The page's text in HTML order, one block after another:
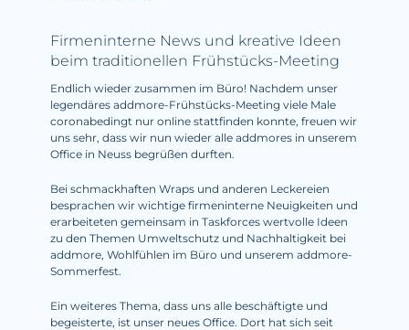
Firmeninterne News und kreative Ideen
beim traditionellen Frühstücks-Meeting
Endlich wieder zusammen im Büro! Nachdem unser
legendäres addmore-Frühstücks-Meeting viele Male
coronabedingt nur online stattfinden konnte, freuen wir
uns sehr, dass wir nun wieder alle addmores in unserem
Office in Neuss begrüßen durften.
Bei schmackhaften Wraps und anderen Leckereien
besprachen wir wichtige firmeninterne Neuigkeiten und
erarbeiteten gemeinsam in Taskforces wertvolle Ideen
zu den Themen Umweltschutz und Nachhaltigkeit bei
addmore, Wohlfühlen im Büro und unserem addmore-
Sommerfest.
Ein weiteres Thema, dass uns alle beschäftigte und
begeisterte, ist unser neues Office. Dort hat sich seit